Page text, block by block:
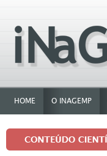
HOME O INAGEMP